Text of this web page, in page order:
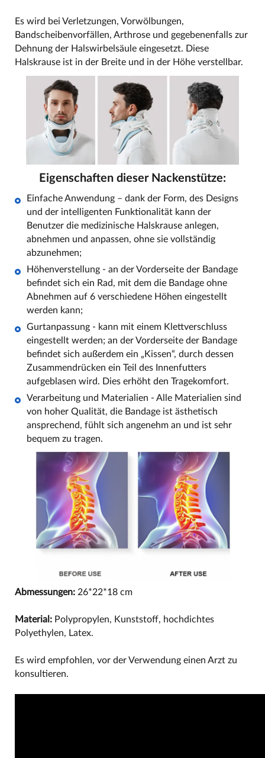
Es wird bei Verletzungen, Vorwölbungen,
Bandscheibenvorfällen, Arthrose und gegebenenfalls zur
Dehnung der Halswirbelsäule eingesetzt. Diese
Halskrause ist in der Breite und in der Höhe verstellbar.
Eigenschaften dieser Nackenstütze:
Einfache Anwendung – dank der Form, des Designs
und der intelligenten Funktionalität kann der
Benutzer die medizinische Halskrause anlegen,
abnehmen und anpassen, ohne sie vollständig
abzunehmen;
Höhenverstellung - an der Vorderseite der Bandage
befindet sich ein Rad, mit dem die Bandage ohne
Abnehmen auf 6 verschiedene Höhen eingestellt
werden kann;
Gurtanpassung - kann mit einem Klettverschluss
eingestellt werden; an der Vorderseite der Bandage
befindet sich außerdem ein „Kissen“, durch dessen
Zusammendrücken ein Teil des Innenfutters
aufgeblasen wird. Dies erhöht den Tragekomfort.
Verarbeitung und Materialien - Alle Materialien sind
von hoher Qualität, die Bandage ist ästhetisch
ansprechend, fühlt sich angenehm an und ist sehr
bequem zu tragen.
Abmessungen: 26*22*18 cm
Material: Polypropylen, Kunststoff, hochdichtes
Polyethylen, Latex.
Es wird empfohlen, vor der Verwendung einen Arzt zu
konsultieren.